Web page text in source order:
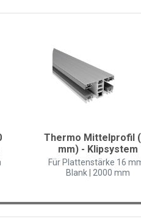
Thermo Mittelprofil
mm) - Klipsystem
Für Plattenstärke 16 mm
Blank | 2000 mm